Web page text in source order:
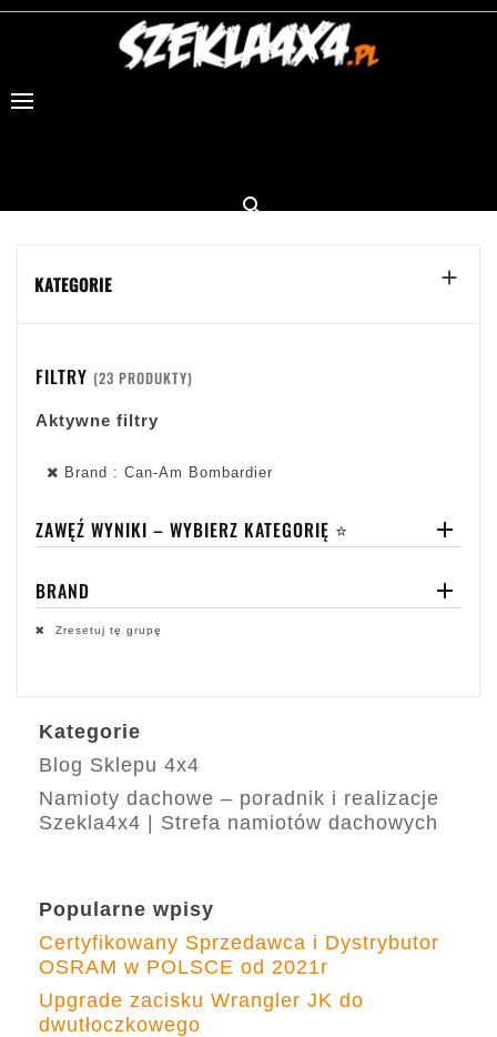

KATEGORIE 
FILTRY (23 PRODUKTY)
Aktywne filtry
Brand : Can-Am Bombardier
ZAWĘŹ WYNIKI – WYBIERZ KATEGORIĘ ⭐ 
BRAND 
Zresetuj tę grupę
Kategorie
Blog Sklepu 4x4
Namioty dachowe – poradnik i realizacje
Szekla4x4 | Strefa namiotów dachowych
Popularne wpisy
Certyfikowany Sprzedawca i Dystrybutor
OSRAM w POLSCE od 2021r
Upgrade zacisku Wrangler JK do
dwutłoczkowego